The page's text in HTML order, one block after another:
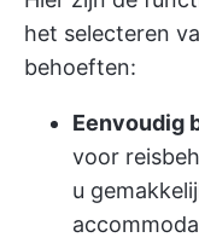
het selecteren
behoeften:
Eenvoudig
voor
u